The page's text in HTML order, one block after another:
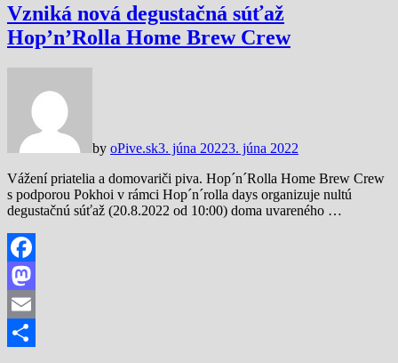
Vzniká nová degustačná súťaž
Hop’n’Rolla Home Brew Crew
by oPive.sk3. júna 20223. júna 2022
Vážení priatelia a domovariči piva. Hop´n´Rolla Home Brew Crew
s podporou Pokhoi v rámci Hop´n´rolla days organizuje nultú
degustačnú súťaž (20.8.2022 od 10:00) doma uvareného …
Facebook
Mastodon
Email